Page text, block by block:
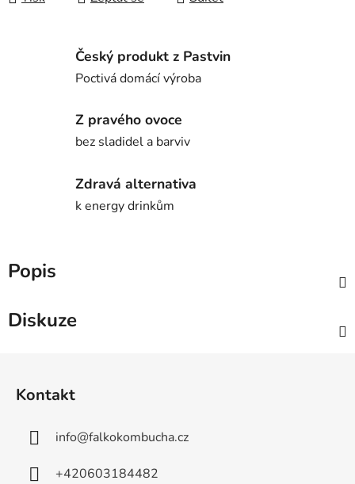
Český produkt z Pastvin
Poctivá domácí výroba
Z pravého ovoce
bez sladidel a barviv
Zdravá alternativa
k energy drinkům
Popis
Diskuze
Kontakt
info@falkokombucha.cz
+420603184482